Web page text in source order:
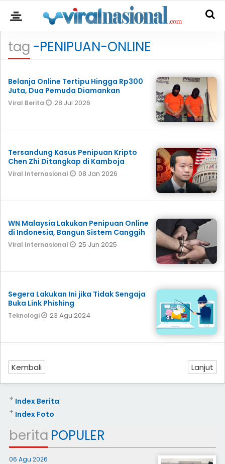
tag -PENIPUAN-ONLINE
Belanja Online Tertipu Hingga Rp300
Juta, Dua Pemuda Diamankan
Viral Berita 28 Jul 2026
Tersandung Kasus Penipuan Kripto
Chen Zhi Ditangkap di Kamboja
Viral Internasional 08 Jan 2026
WN Malaysia Lakukan Penipuan Online
di Indonesia, Bangun Sistem Canggih
Viral Internasional 25 Jun 2025
Segera Lakukan Ini jika Tidak Sengaja
Buka Link Phishing
Teknologi 23 Agu 2024
Kembali Lanjut
Index Berita
+
Index Foto
+
berita POPULER
06 Agu 2026